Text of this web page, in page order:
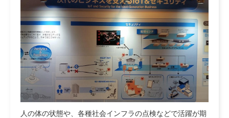
人の体の状態や、各種社会インフラの点検などで活躍が期